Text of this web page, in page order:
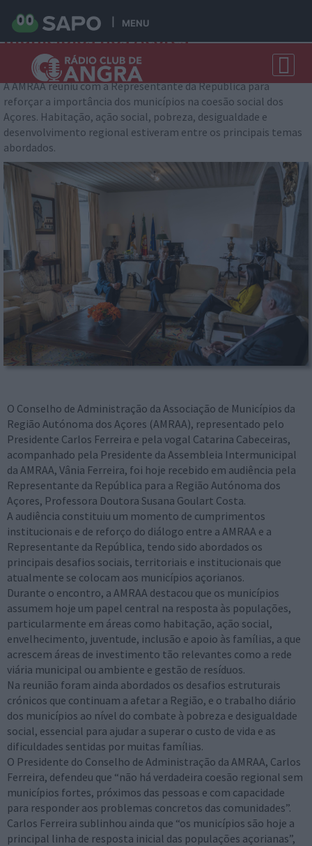
MENU
AMRAA defende papel dos
municípios nos Açores
Angra do Heroísmo 2026-05-22 10:37:03
A AMRAA reuniu com a Representante da República para
reforçar a importância dos municípios na coesão social dos
Açores. Habitação, ação social, pobreza, desigualdade e
desenvolvimento regional estiveram entre os principais temas
abordados.
O Conselho de Administração da Associação de Municípios da
Região Autónoma dos Açores (AMRAA), representado pelo
Presidente Carlos Ferreira e pela vogal Catarina Cabeceiras,
acompanhado pela Presidente da Assembleia Intermunicipal
da AMRAA, Vânia Ferreira, foi hoje recebido em audiência pela
Representante da República para a Região Autónoma dos
Açores, Professora Doutora Susana Goulart Costa.
A audiência constituiu um momento de cumprimentos
institucionais e de reforço do diálogo entre a AMRAA e a
Representante da República, tendo sido abordados os
principais desafios sociais, territoriais e institucionais que
atualmente se colocam aos municípios açorianos.
Durante o encontro, a AMRAA destacou que os municípios
assumem hoje um papel central na resposta às populações,
particularmente em áreas como habitação, ação social,
envelhecimento, juventude, inclusão e apoio às famílias, a que
acrescem áreas de investimento tão relevantes como a rede
viária municipal ou ambiente e gestão de resíduos.
Na reunião foram ainda abordados os desafios estruturais
crónicos que continuam a afetar a Região, e o trabalho diário
dos municípios ao nível do combate à pobreza e desigualdade
social, essencial para ajudar a superar o custo de vida e as
dificuldades sentidas por muitas famílias.
O Presidente do Conselho de Administração da AMRAA, Carlos
Ferreira, defendeu que “não há verdadeira coesão regional sem
municípios fortes, próximos das pessoas e com capacidade
para responder aos problemas concretos das comunidades”.
Carlos Ferreira sublinhou ainda que “os municípios são hoje a
principal linha de resposta inicial das populações açorianas”,